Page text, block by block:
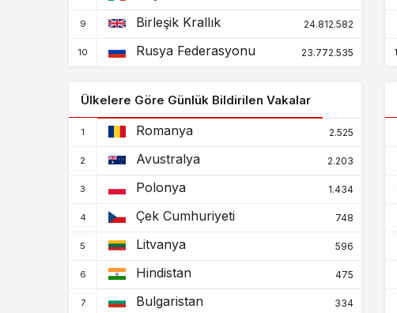
Birleşik Krallık 24.812.582
Rusya Federasyonu 23.772.535
Ülkelere Göre Günlük Bildirilen Vakalar
Romanya 2.525
Avustralya 2.203
Polonya 1.434
Çek Cumhuriyeti 748
Litvanya 596
Hindistan 475
Bulgaristan 334